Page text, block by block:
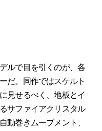
ルで目を引くのが、各
だ。同作ではスケルト
見せるべく、地板とイ
サファイアクリスタル
動巻きムーブメント、